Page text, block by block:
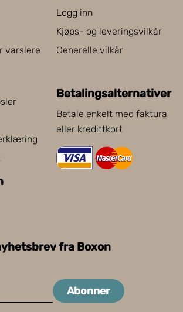
varslere
Logg inn
Kjøps- og leveringsvilkår
Generelle vilkår
Betalingsalternativer
Betale enkelt med faktura
eller kredittkort
fra Boxon
Abonner